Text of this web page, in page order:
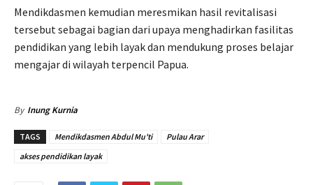
Mendikdasmen kemudian meresmikan hasil revitalisasi
tersebut sebagai bagian dari upaya menghadirkan fasilitas
pendidikan yang lebih layak dan mendukung proses belajar
mengajar di wilayah terpencil Papua.
By Inung Kurnia
TAGS Mendikdasmen Abdul Mu'ti
Pulau Arar
akses pendidikan layak